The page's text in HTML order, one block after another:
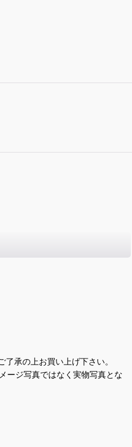
承の上お買い上げ下さい。
ージ写真ではなく実物写真とな